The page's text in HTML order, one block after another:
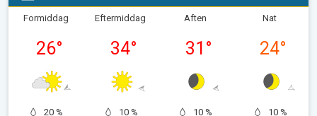
Formiddag
26°
20 %
Eftermiddag
34°
10 %
Aften
31 °
10 %
Nat
24°
10 %